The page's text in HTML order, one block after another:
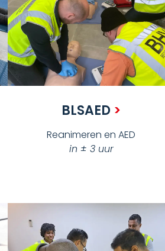
BLSAED >
Reanimeren en AED
in ± 3 uur